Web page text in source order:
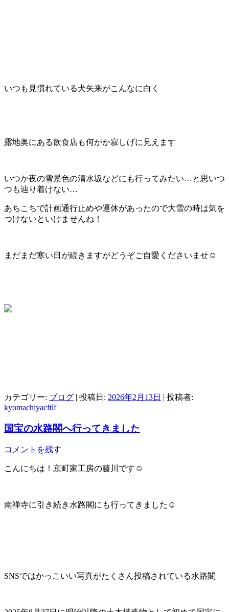
いつも見慣れている犬矢来がこんなに白く
露地奥にある飲食店も何がか寂しげに見えます
いつか夜の雪景色の清水坂などにも行ってみたい…と思いつ
つも辿り着けない…
あちこちで計画通行止めや運休があったので大雪の時は気を
つけないといけませんね！
まだまだ寒い日が続きますがどうぞご自愛くださいませ☺️
カテゴリー: ブログ | 投稿日: 2026年2月13日 | 投稿者:
kyomachiyacftlf
国宝の水路閣へ行ってきました
コメントを残す
こんにちは！京町家工房の藤川です☺️
南禅寺に引き続き水路閣にも行ってきました☺️
SNSではかっこいい写真がたくさん投稿されている水路閣